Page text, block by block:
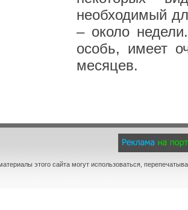
необходимый
– около
особь, имеет
месяцев.
этого сайта могут использоваться,